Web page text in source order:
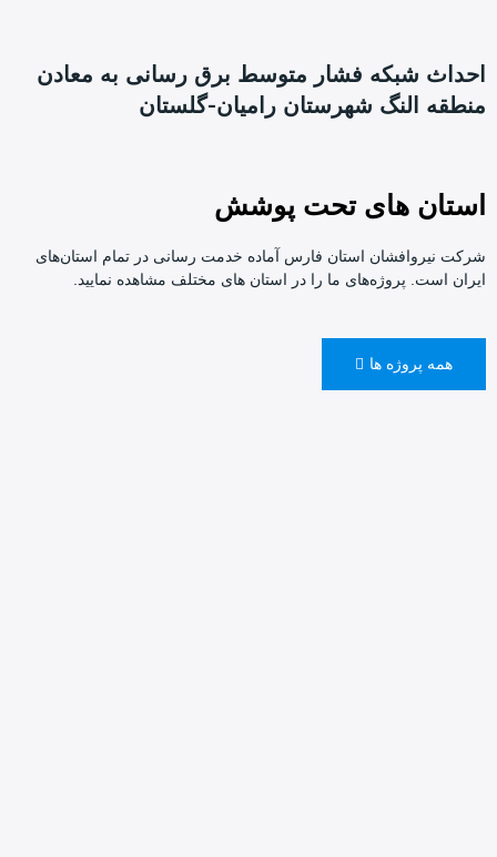
احداث شبکه فشار متوسط برق رسانی به معادن
منطقه النگ شهرستان رامیان-گلستان
استان های تحت پوشش
شرکت نیروافشان استان فارس آماده خدمت رسانی در تمام استان‌های
ایران است. پروژه‌های ما را در استان های مختلف مشاهده نمایید.
همه پروژه ها